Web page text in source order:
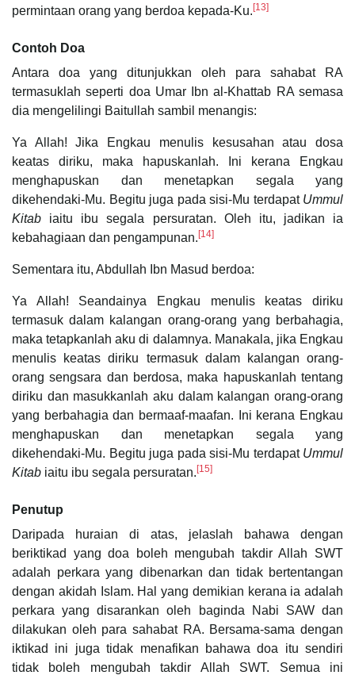
permintaan orang yang berdoa kepada-Ku.[13]
Contoh Doa
Antara doa yang ditunjukkan oleh para sahabat RA
termasuklah seperti doa Umar Ibn al-Khattab RA semasa
dia mengelilingi Baitullah sambil menangis:
Ya Allah! Jika Engkau menulis kesusahan atau dosa
keatas diriku, maka hapuskanlah. Ini kerana Engkau
menghapuskan dan menetapkan segala yang
dikehendaki-Mu. Begitu juga pada sisi-Mu terdapat Ummul
Kitab iaitu ibu segala persuratan. Oleh itu, jadikan ia
kebahagiaan dan pengampunan.[14]
Sementara itu, Abdullah Ibn Masud berdoa:
Ya Allah! Seandainya Engkau menulis keatas diriku
termasuk dalam kalangan orang-orang yang berbahagia,
maka tetapkanlah aku di dalamnya. Manakala, jika Engkau
menulis keatas diriku termasuk dalam kalangan orang-
orang sengsara dan berdosa, maka hapuskanlah tentang
diriku dan masukkanlah aku dalam kalangan orang-orang
yang berbahagia dan bermaaf-maafan. Ini kerana Engkau
menghapuskan dan menetapkan segala yang
dikehendaki-Mu. Begitu juga pada sisi-Mu terdapat Ummul
Kitab iaitu ibu segala persuratan.[15]
Penutup
Daripada huraian di atas, jelaslah bahawa dengan
beriktikad yang doa boleh mengubah takdir Allah SWT
adalah perkara yang dibenarkan dan tidak bertentangan
dengan akidah Islam. Hal yang demikian kerana ia adalah
perkara yang disarankan oleh baginda Nabi SAW dan
dilakukan oleh para sahabat RA. Bersama-sama dengan
iktikad ini juga tidak menafikan bahawa doa itu sendiri
tidak boleh mengubah takdir Allah SWT. Semua ini